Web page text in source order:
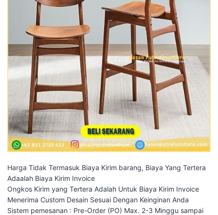
Harga Tidak Termasuk Biaya Kirim barang, Biaya Yang Tertera
Adaalah Biaya Kirim Invoice
Ongkos Kirim yang Tertera Adalah Untuk Biaya Kirim Invoice
Menerima Custom Desain Sesuai Dengan Keinginan Anda
Sistem pemesanan : Pre-Order (PO) Max. 2-3 Minggu sampai